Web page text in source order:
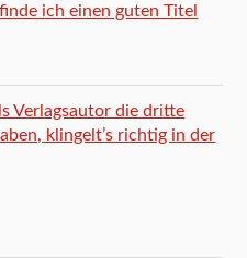
ich einen guten Titel
Verlagsautor die dritte
klingelt’s richtig in der